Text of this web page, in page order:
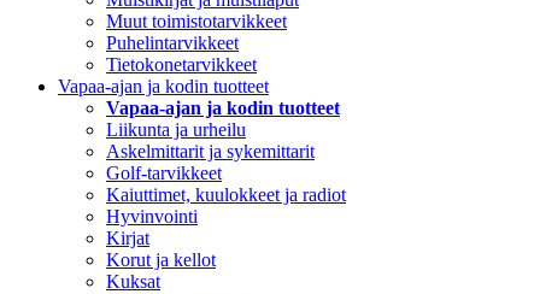
Muut toimistotarvikkeet
Puhelintarvikkeet
Tietokonetarvikkeet
Vapaa-ajan ja kodin tuotteet
Vapaa-ajan ja kodin tuotteet
Liikunta ja urheilu
Askelmittarit ja sykemittarit
Golf-tarvikkeet
Kaiuttimet, kuulokkeet ja radiot
Hyvinvointi
Kirjat
Korut ja kellot
Kuksat